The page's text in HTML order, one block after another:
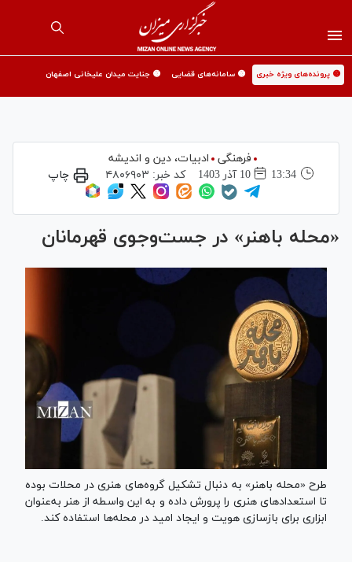
🟡 پرونده‌های ویژه خبری 🟡 سامانه‌های قضایی 🟡 جنایت میدان علیخانی اصفهان
فرهنگی
ادبیات، دین و اندیشه
13:34
10 آذر 1403 کد خبر: ۴۸۰۶۹۰۳ چاپ
«محله باهنر» در جست‌وجوی قهرمانان
طرح «محله باهنر» به دنبال تشکیل گروه‌های هنری در محلات بوده
تا استعداد‌های هنری را پرورش داده و به این واسطه از هنر به‌عنوان
ابزاری برای بازسازی هویت و ایجاد امید در محله‌ها استفاده کند.